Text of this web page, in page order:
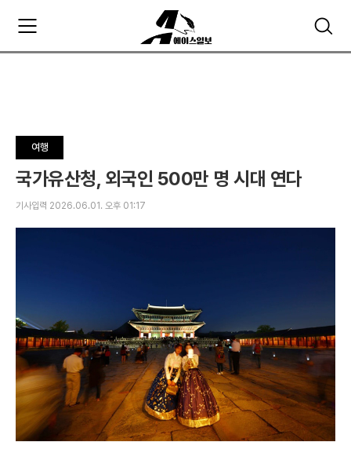
검
색
주
요
펼
치
기
여행
국가유산청, 외국인 500만 명 시대 연다
기사입력 2026.06.01. 오후 01:17